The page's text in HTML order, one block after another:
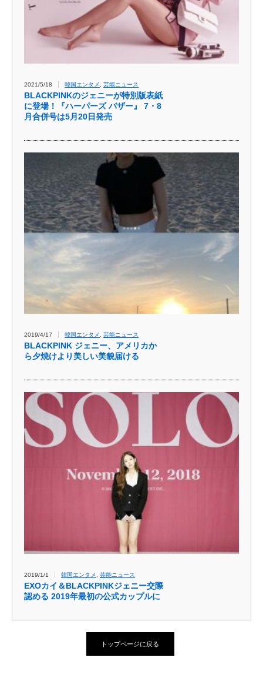
2021/5/18 韓国エンタメ 芸能ニュース
BLACKPINKのジェニーが特別版表紙
に登場！『ハーパーズ バザー』 7・8
月合併号は5月20日発売
2019/4/17 韓国エンタメ , 芸能ニュース
BLACKPINK ジェニー、アメリカか
ら夕焼けより美しい美貌届ける
2019/1/1 韓国エンタメ 芸能ニュース
EXOカイ＆BLACKPINKジェニー交際
認める 2019年最初の公式カップルに
トップページに戻る